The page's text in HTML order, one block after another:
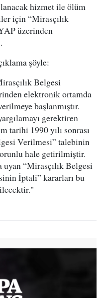
hizmet ile ölüm
için “Mirasçılık
üzerinden
şöyle:
Belgesi
elektronik ortamda
başlanmıştır.
gerektiren
tarihi 1990 yılı sonrası
Verilmesi” talebinin
hale getirilmiştir.
“Mirasçılık Belgesi
İptali” kararları bu